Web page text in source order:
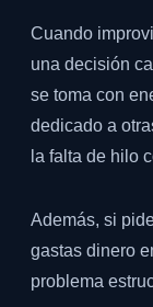
Cuando
una decisión
se toma con
dedicado a
la falta de hilo
Además, si
gastas dinero
problema